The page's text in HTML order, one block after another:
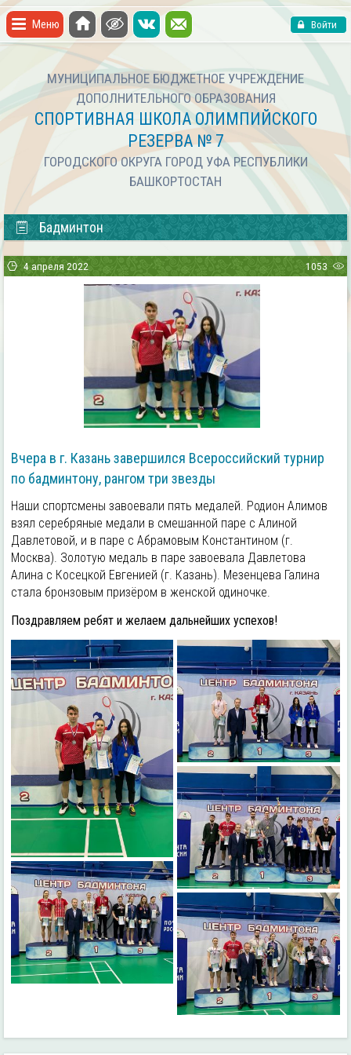
Меню Войти
МУНИЦИПАЛЬНОЕ БЮДЖЕТНОЕ УЧРЕЖДЕНИЕ
ДОПОЛНИТЕЛЬНОГО ОБРАЗОВАНИЯ
СПОРТИВНАЯ ШКОЛА ОЛИМПИЙСКОГО
РЕЗЕРВА № 7
ГОРОДСКОГО ОКРУГА ГОРОД УФА РЕСПУБЛИКИ
БАШКОРТОСТАН
Бадминтон
4 апреля 2022 1053
Вчера в г. Казань завершился Всероссийский турнир
по бадминтону, рангом три звезды
Наши спортсмены завоевали пять медалей. Родион Алимов
взял серебряные медали в смешанной паре с Алиной
Давлетовой, и в паре с Абрамовым Константином (г.
Москва). Золотую медаль в паре завоевала Давлетова
Алина с Косецкой Евгенией (г. Казань). Мезенцева Галина
стала бронзовым призёром в женской одиночке.
Поздравляем ребят и желаем дальнейших успехов!